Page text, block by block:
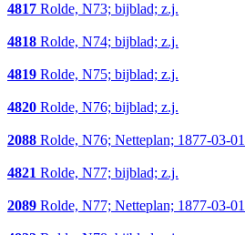
4817 Rolde, N73; bijblad; z.j.
4818 Rolde, N74; bijblad; z.j.
4819 Rolde, N75; bijblad; z.j.
4820 Rolde, N76; bijblad; z.j.
2088 Rolde, N76; Netteplan; 1877-03-01
4821 Rolde, N77; bijblad; z.j.
2089 Rolde, N77; Netteplan; 1877-03-01